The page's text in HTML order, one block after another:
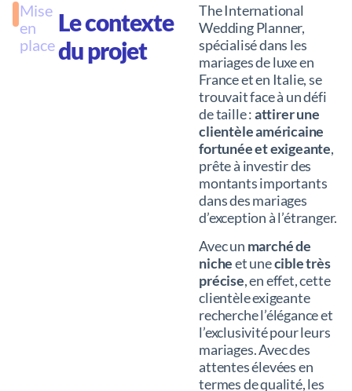
Mise
en
place
Le contexte
du projet
The International
Wedding Planner,
spécialisé dans les
mariages de luxe en
France et en Italie, se
trouvait face à un défi
de taille :attirer une
clientèle américaine
fortunée et exigeante,
prête à investir des
montants importants
dans des mariages
d’exception à l’étranger.
Avec un marché de
nicheet unecible très
précise, en effet, cette
clientèle exigeante
recherche l’élégance et
l’exclusivité pour leurs
mariages. Avec des
attentes élevées en
termes de qualité, les